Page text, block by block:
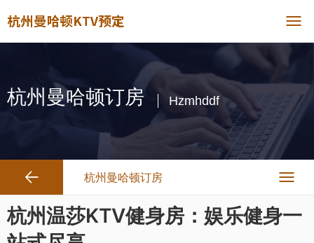
杭州曼哈顿订房 Hzmhddf
杭州曼哈顿订房
杭州温莎KTV健身房：娱乐健身一